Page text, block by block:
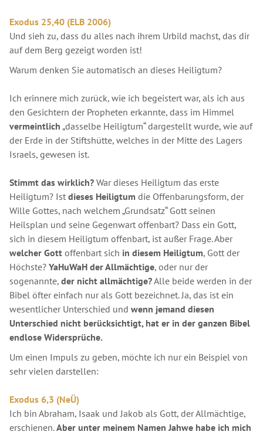
Exodus 25,40 (ELB 2006)
Und sieh zu, dass du alles nach ihrem Urbild machst, das dir
auf dem Berg gezeigt worden ist!
Warum denken Sie automatisch an dieses Heiligtum?
Ich erinnere mich zurück, wie ich begeistert war, als ich aus
den Gesichtern der Propheten erkannte, dass im Himmel
vermeintlich „dasselbe Heiligtum“ dargestellt wurde, wie auf
der Erde in der Stiftshütte, welches in der Mitte des Lagers
Israels, gewesen ist.
Stimmt das wirklich? War dieses Heiligtum das erste
Heiligtum? Ist dieses Heiligtum die Offenbarungsform, der
Wille Gottes, nach welchem „Grundsatz“ Gott seinen
Heilsplan und seine Gegenwart offenbart? Dass ein Gott,
sich in diesem Heiligtum offenbart, ist außer Frage. Aber
welcher Gott offenbart sich in diesem Heiligtum, Gott der
Höchste? YaHuWaH der Allmächtige, oder nur der
sogenannte, der nicht allmächtige?Alle beide werden in der
Bibel öfter einfach nur als Gott bezeichnet. Ja, das ist ein
wesentlicher Unterschied und wenn jemand diesen
Unterschied nicht berücksichtigt, hat er in der ganzen Bibel
endlose Widersprüche.
Um einen Impuls zu geben, möchte ich nur ein Beispiel von
sehr vielen darstellen:
Exodus 6,3 (NeÜ)
Ich bin Abraham, Isaak und Jakob als Gott, der Allmächtige,
erschienen.Aber unter meinem Namen Jahwe habe ich mich